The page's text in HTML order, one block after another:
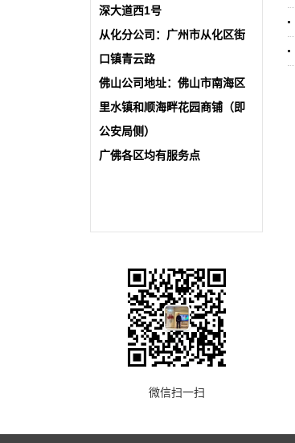
深大道西1号
从化分公司：广州市从化区街
口镇青云路
佛山公司地址：佛山市南海区
里水镇和顺海畔花园商铺（即
公安局侧）
广佛各区均有服务点
微信扫一扫